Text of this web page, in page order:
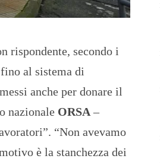
rispondente, secondo i
al sistema di
anche per donare il
nazionale ORSA –
“Non avevamo
è la stanchezza dei